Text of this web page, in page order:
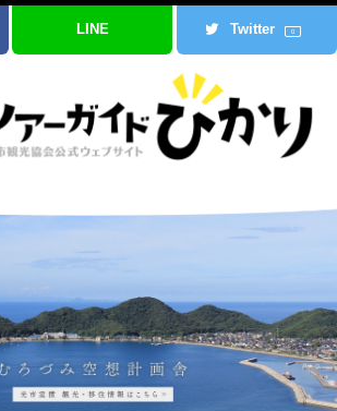
LINE Twitter 0